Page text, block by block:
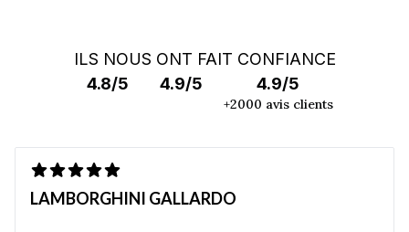
ILS NOUS ONT FAIT CONFIANCE
4.8/5
4.9/5 4.9/5
+2000 avis clients
LAMBORGHINI GALLARDO